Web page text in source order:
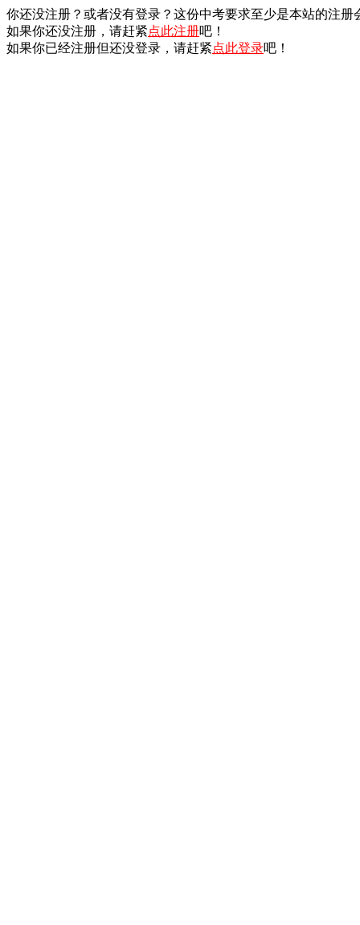
你还没注册？或者没有登录？这份中考要求至少是本站的注册
如果你还没注册，请赶紧点此注册吧！
如果你已经注册但还没登录，请赶紧点此登录吧！